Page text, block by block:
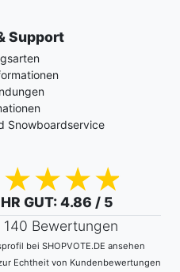
Support
Snowboardservice
GUT: 4.86 / 5
140 Bewertungen
bei SHOPVOTE.DE ansehen
Echtheit von Kundenbewertungen